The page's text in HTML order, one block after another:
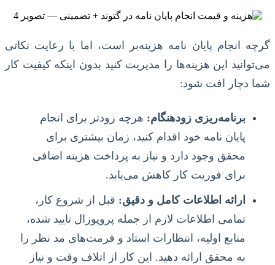
گرچه انجام پایان نامه هزینه‌بر است، اما با رعایت نکاتی
می‌توانید این هزینه‌ها را مدیریت کنید بدون اینکه کیفیت کار
شما دچار افت شود:
برنامه‌ریزی زودهنگام: هرچه زودتر برای انجام
پایان نامه خود اقدام کنید، زمان بیشتری برای
محقق وجود دارد و نیاز به پرداخت هزینه اضافی
برای فوریت کار کاهش می‌یابد.
ارائه اطلاعات کامل و دقیق: قبل از شروع کار،
تمامی اطلاعات لازم از جمله پروپوزال تایید شده،
منابع اولیه، انتظارات استاد و فرمت‌های مد نظر را
به محقق ارائه دهید. این کار از اتلاف وقت و نیاز